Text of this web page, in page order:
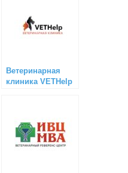
Ветеринарная
клиника VETHelp